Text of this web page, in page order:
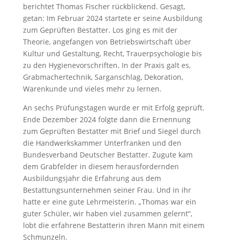
berichtet Thomas Fischer rückblickend. Gesagt,
getan: Im Februar 2024 startete er seine Ausbildung
zum Geprüften Bestatter. Los ging es mit der
Theorie, angefangen von Betriebswirtschaft über
Kultur und Gestaltung, Recht, Trauerpsychologie bis
zu den Hygienevorschriften. In der Praxis galt es,
Grabmachertechnik, Sarganschlag, Dekoration,
Warenkunde und vieles mehr zu lernen.
An sechs Prüfungstagen wurde er mit Erfolg geprüft.
Ende Dezember 2024 folgte dann die Ernennung
zum Geprüften Bestatter mit Brief und Siegel durch
die Handwerkskammer Unterfranken und den
Bundesverband Deutscher Bestatter. Zugute kam
dem Grabfelder in diesem herausfordernden
Ausbildungsjahr die Erfahrung aus dem
Bestattungsunternehmen seiner Frau. Und in ihr
hatte er eine gute Lehrmeisterin. „Thomas war ein
guter Schüler, wir haben viel zusammen gelernt“,
lobt die erfahrene Bestatterin ihren Mann mit einem
Schmunzeln.